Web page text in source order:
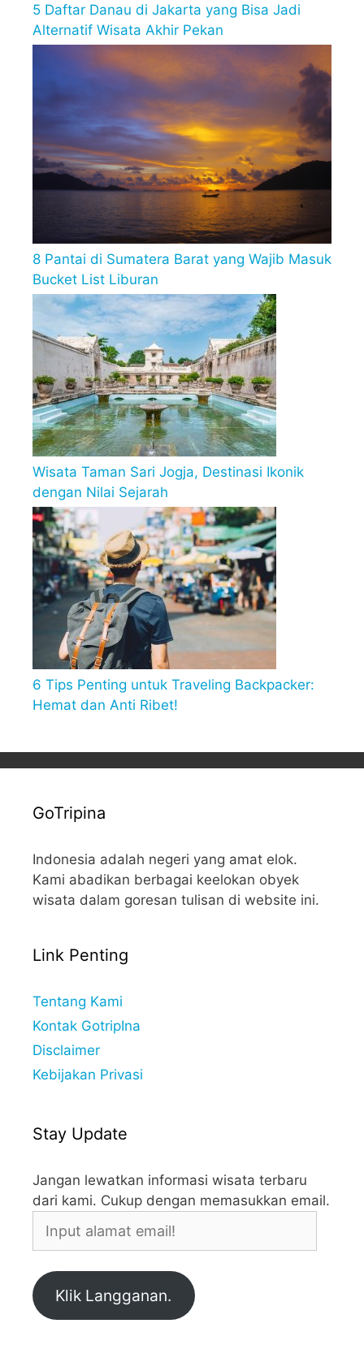
5 Daftar Danau di Jakarta yang Bisa Jadi
Alternatif Wisata Akhir Pekan
8 Pantai di Sumatera Barat yang Wajib Masuk
Bucket List Liburan
Wisata Taman Sari Jogja, Destinasi Ikonik
dengan Nilai Sejarah
6 Tips Penting untuk Traveling Backpacker:
Hemat dan Anti Ribet!
GoTripina
Indonesia adalah negeri yang amat elok.
Kami abadikan berbagai keelokan obyek
wisata dalam goresan tulisan di website ini.
Link Penting
Tentang Kami
Kontak GotripIna
Disclaimer
Kebijakan Privasi
Stay Update
Jangan lewatkan informasi wisata terbaru
dari kami. Cukup dengan memasukkan email.
alamat
Klik Langganan.